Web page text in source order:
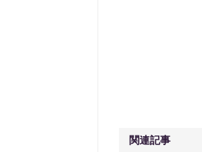
関連記事